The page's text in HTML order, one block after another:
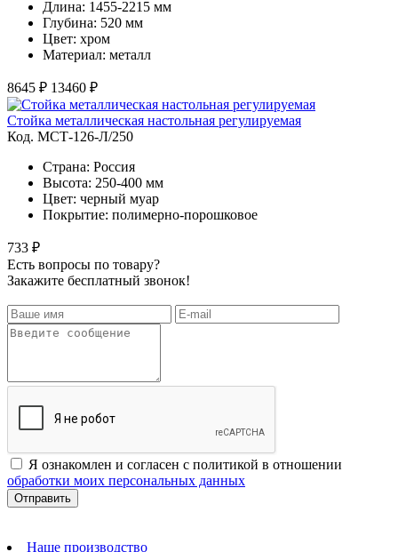
Длина: 1455-2215 мм
Глубина: 520 мм
Цвет: хром
Материал: металл
8645 ₽ 13460 ₽
Стойка металлическая настольная регулируемая
Код. MСТ-126-Л/250
Страна: Россия
Высота: 250-400 мм
Цвет: черный муар
Покрытие: полимерно-порошковое
733 ₽
Есть вопросы по товару?
Закажите бесплатный звонок!
Я ознакомлен и согласен с политикой в отношении
обработки моих персональных данных
Наше производство